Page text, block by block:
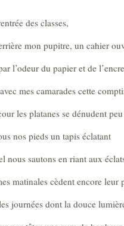
des classes,
mon pupitre, un cahier
l’odeur du papier et de
mes camarades cette
les platanes se dénudent
nos pieds un tapis éclatant
nous sautons en riant aux
matinales cèdent encore leur
journées dont la douce